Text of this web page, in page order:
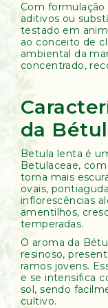
Com formulação
aditivos ou
testado em
ao conceito de
ambiental da
concentrado,
da
Betula lenta é
Betulaceae,
torna mais
ovais,
inflorescências
amentilhos,
temperadas.
O aroma da
resinoso,
ramos jovens.
e se intensifica
sol, sendo
cultivo.